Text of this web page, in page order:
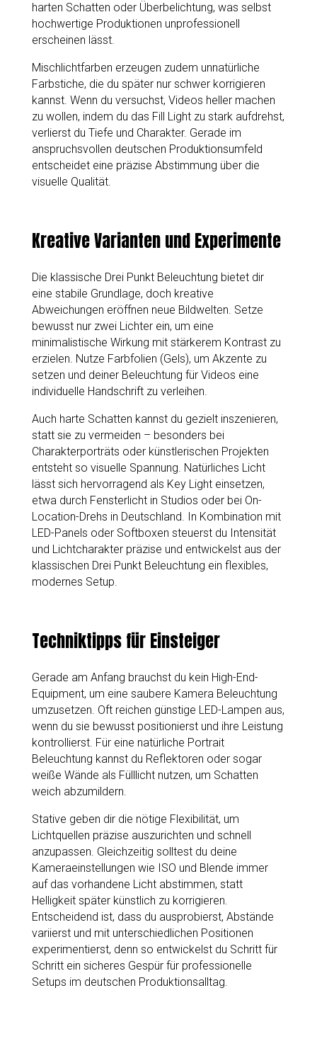
harten Schatten oder Überbelichtung, was selbst
hochwertige Produktionen unprofessionell
erscheinen lässt.
Mischlichtfarben erzeugen zudem unnatürliche
Farbstiche, die du später nur schwer korrigieren
kannst. Wenn du versuchst, Videos heller machen
zu wollen, indem du das Fill Light zu stark aufdrehst,
verlierst du Tiefe und Charakter. Gerade im
anspruchsvollen deutschen Produktionsumfeld
entscheidet eine präzise Abstimmung über die
visuelle Qualität.
Kreative Varianten und Experimente
Die klassische Drei Punkt Beleuchtung bietet dir
eine stabile Grundlage, doch kreative
Abweichungen eröffnen neue Bildwelten. Setze
bewusst nur zwei Lichter ein, um eine
minimalistische Wirkung mit stärkerem Kontrast zu
erzielen. Nutze Farbfolien (Gels), um Akzente zu
setzen und deiner Beleuchtung für Videos eine
individuelle Handschrift zu verleihen.
Auch harte Schatten kannst du gezielt inszenieren,
statt sie zu vermeiden – besonders bei
Charakterporträts oder künstlerischen Projekten
entsteht so visuelle Spannung. Natürliches Licht
lässt sich hervorragend als Key Light einsetzen,
etwa durch Fensterlicht in Studios oder bei On-
Location-Drehs in Deutschland. In Kombination mit
LED-Panels oder Softboxen steuerst du Intensität
und Lichtcharakter präzise und entwickelst aus der
klassischen Drei Punkt Beleuchtung ein flexibles,
modernes Setup.
Techniktipps für Einsteiger
Gerade am Anfang brauchst du kein High-End-
Equipment, um eine saubere Kamera Beleuchtung
umzusetzen. Oft reichen günstige LED-Lampen aus,
wenn du sie bewusst positionierst und ihre Leistung
kontrollierst. Für eine natürliche Portrait
Beleuchtung kannst du Reflektoren oder sogar
weiße Wände als Fülllicht nutzen, um Schatten
weich abzumildern.
Stative geben dir die nötige Flexibilität, um
Lichtquellen präzise auszurichten und schnell
anzupassen. Gleichzeitig solltest du deine
Kameraeinstellungen wie ISO und Blende immer
auf das vorhandene Licht abstimmen, statt
Helligkeit später künstlich zu korrigieren.
Entscheidend ist, dass du ausprobierst, Abstände
variierst und mit unterschiedlichen Positionen
experimentierst, denn so entwickelst du Schritt für
Schritt ein sicheres Gespür für professionelle
Setups im deutschen Produktionsalltag.